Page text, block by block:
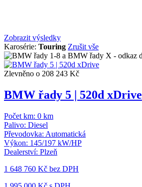
Zobrazit výsledky
Karosérie: Touring Zrušit vše
Zlevněno o 208 243 Kč
BMW řady 5 | 520d xDrive
Počet km: 0 km
Palivo: Diesel
Převodovka: Automatická
Výkon: 145/197 kW/HP
Dealerství: Plzeň
1 648 760 Kč bez DPH